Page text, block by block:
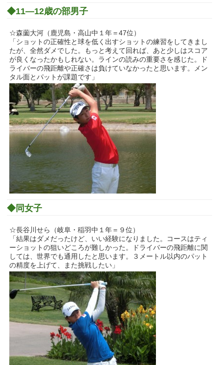
◆11―12歳の部男子
☆森薗大河（鹿児島・高山中１年＝47位）
「ショットの正確性と球を低く出すショットの練習をしてきまし
たが、全然ダメでした。もっと考えて回れば、あと少しはスコア
が良くなったかもしれない。ラインの読みの重要さを感じた。ド
ライバーの飛距離や正確さは負けていなかったと思います。メン
タル面とパットが課題です」
◆同女子
☆長谷川せら（岐阜・稲羽中１年＝９位）
「結果はダメだったけど、いい経験になりました。コースはティ
ーショットの狙いどころが難しかった。ドライバーの飛距離に関
しては、世界でも通用したと思います。３メートル以内のパット
の精度を上げて、また挑戦したい」